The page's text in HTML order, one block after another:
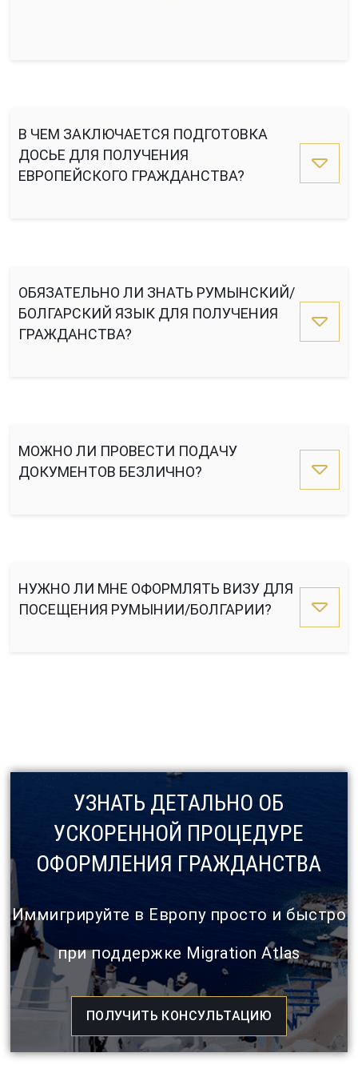
В ЧЕМ ЗАКЛЮЧАЕТСЯ ПОДГОТОВКА
ДОСЬЕ ДЛЯ ПОЛУЧЕНИЯ
ЕВРОПЕЙСКОГО ГРАЖДАНСТВА?
ОБЯЗАТЕЛЬНО ЛИ ЗНАТЬ РУМЫНСКИЙ/
БОЛГАРСКИЙ ЯЗЫК ДЛЯ ПОЛУЧЕНИЯ
ГРАЖДАНСТВА?
МОЖНО ЛИ ПРОВЕСТИ ПОДАЧУ
ДОКУМЕНТОВ БЕЗЛИЧНО?
НУЖНО ЛИ МНЕ ОФОРМЛЯТЬ ВИЗУ ДЛЯ
ПОСЕЩЕНИЯ РУМЫНИИ/БОЛГАРИИ?
УЗНАТЬ ДЕТАЛЬНО ОБ
УСКОРЕННОЙ ПРОЦЕДУРЕ
ОФОРМЛЕНИЯ ГРАЖДАНСТВА
Иммигрируйте в Европу просто и быстро
при поддержке Migration Atlas
ПОЛУЧИТЬ КОНСУЛЬТАЦИЮ